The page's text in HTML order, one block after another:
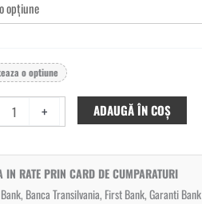
o optiune
+ ADAUGĂ ÎN COȘ
IN RATE PRIN CARD DE CUMPARATURI
Banca Transilvania, First Bank, Garanti Bank